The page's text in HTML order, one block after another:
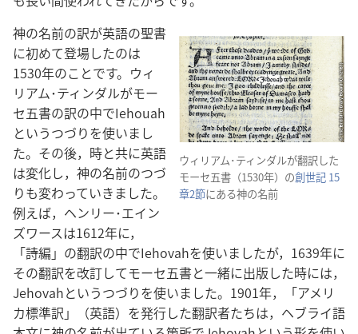
ウィリアム･ティンダルが翻訳した
モーセ五書（1530年）の創世記 15
章2節にある神の名前
神の名前の訳が英語の聖書
に初めて登場したのは
1530年のことです。ウィ
リアム･ティンダルがモー
セ五書の訳の中でIehouah
というつづりを使いまし
た。その後，時と共に英語
は変化し，神の名前のつづ
りも変わっていきました。
例えば，ヘンリー･エイン
ズワースは1612年に，
「詩編」の翻訳の中でIehovahを使いましたが，1639年に
その翻訳を改訂してモーセ五書と一緒に出版した時には，
Jehovahというつづりを使いました。1901年，「アメリ
カ標準訳」（英語）を発行した翻訳者たちは，ヘブライ語